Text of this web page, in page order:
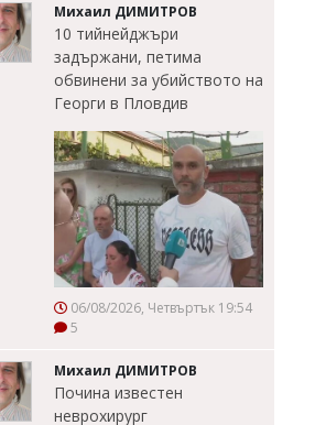
Михаил ДИМИТРОВ
10 тийнейджъри
задържани, петима
обвинени за убийството на
Георги в Пловдив
06/08/2026, Четвъртък 19:54
5
Михаил ДИМИТРОВ
Почина известен
неврохирург